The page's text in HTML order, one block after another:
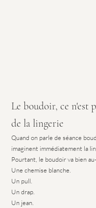
Le boudoir, ce n'est
de la lingerie
Quand on parle de séance
imaginent immédiatement la
Pourtant, le boudoir va bien
Une chemise blanche.
Un pull.
Un drap.
Un jean.